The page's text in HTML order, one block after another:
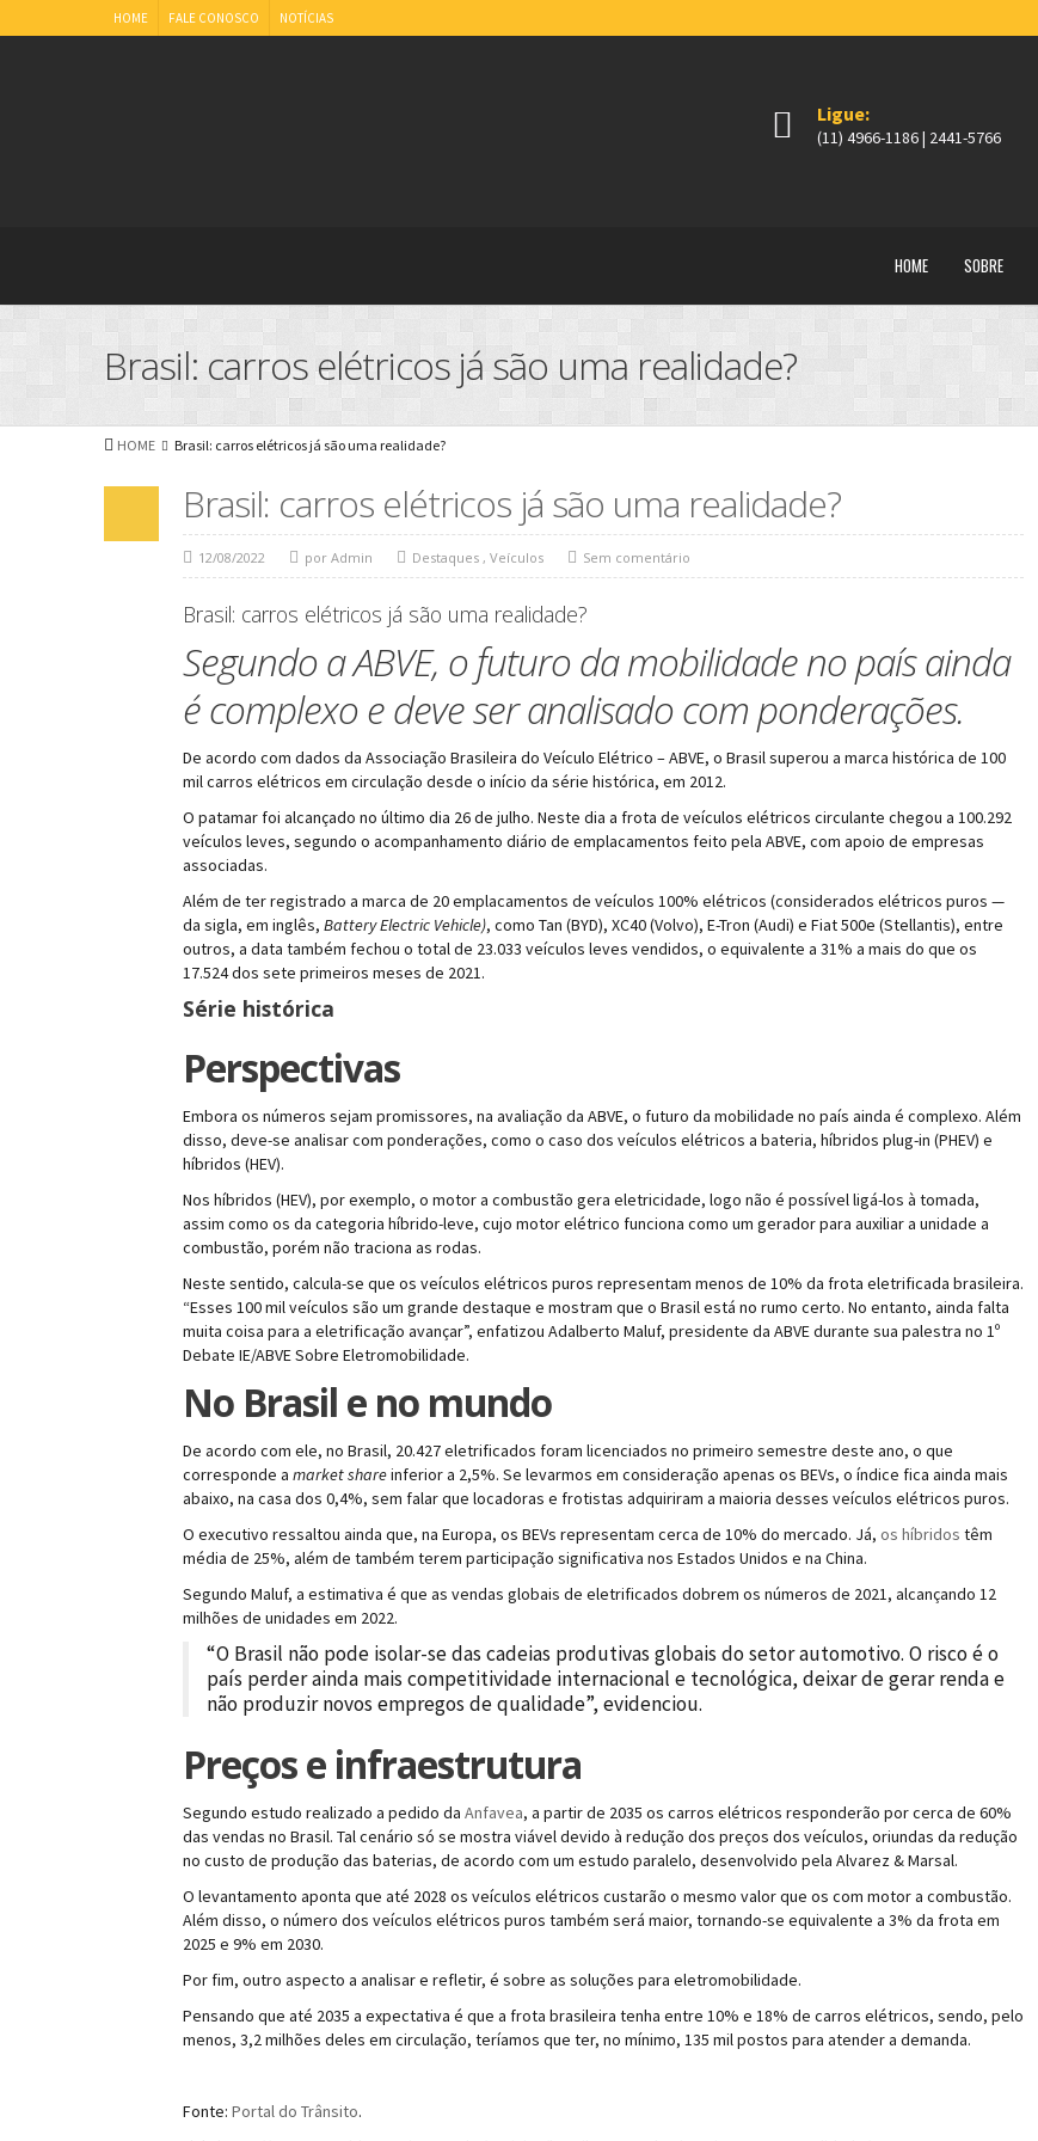
HOME FALE CONOSCO NOTÍCIAS
Ligue:
(11) 4966-1186 | 2441-5766
HOME SOBRE
Brasil: carros elétricos já são uma realidade?
HOME Brasil: carros elétricos já são uma realidade?
Brasil: carros elétricos já são uma realidade?
12/08/2022 por Admin Destaques, Veículos Sem comentário
Brasil: carros elétricos já são uma realidade?
Segundo a ABVE, o futuro da mobilidade no país ainda
é complexo e deve ser analisado com ponderações.
De acordo com dados da Associação Brasileira do Veículo Elétrico – ABVE, o Brasil superou a marca histórica de 100
mil carros elétricos em circulação desde o início da série histórica, em 2012.
O patamar foi alcançado no último dia 26 de julho. Neste dia a frota de veículos elétricos circulante chegou a 100.292
veículos leves, segundo o acompanhamento diário de emplacamentos feito pela ABVE, com apoio de empresas
associadas.
Além de ter registrado a marca de 20 emplacamentos de veículos 100% elétricos (considerados elétricos puros —
da sigla, em inglês, Battery Electric Vehicle), como Tan (BYD), XC40 (Volvo), E-Tron (Audi) e Fiat 500e (Stellantis), entre
outros, a data também fechou o total de 23.033 veículos leves vendidos, o equivalente a 31% a mais do que os
17.524 dos sete primeiros meses de 2021.
Série histórica
Perspectivas
Embora os números sejam promissores, na avaliação da ABVE, o futuro da mobilidade no país ainda é complexo. Além
disso, deve-se analisar com ponderações, como o caso dos veículos elétricos a bateria, híbridos plug-in (PHEV) e
híbridos (HEV).
Nos híbridos (HEV), por exemplo, o motor a combustão gera eletricidade, logo não é possível ligá-los à tomada,
assim como os da categoria híbrido-leve, cujo motor elétrico funciona como um gerador para auxiliar a unidade a
combustão, porém não traciona as rodas.
Neste sentido, calcula-se que os veículos elétricos puros representam menos de 10% da frota eletrificada brasileira.
“Esses 100 mil veículos são um grande destaque e mostram que o Brasil está no rumo certo. No entanto, ainda falta
muita coisa para a eletrificação avançar”, enfatizou Adalberto Maluf, presidente da ABVE durante sua palestra no 1º
Debate IE/ABVE Sobre Eletromobilidade.
No Brasil e no mundo
De acordo com ele, no Brasil, 20.427 eletrificados foram licenciados no primeiro semestre deste ano, o que
corresponde a market shareinferior a 2,5%. Se levarmos em consideração apenas os BEVs, o índice fica ainda mais
abaixo, na casa dos 0,4%, sem falar que locadoras e frotistas adquiriram a maioria desses veículos elétricos puros.
O executivo ressaltou ainda que, na Europa, os BEVs representam cerca de 10% do mercado. Já, os híbridos têm
média de 25%, além de também terem participação significativa nos Estados Unidos e na China.
Segundo Maluf, a estimativa é que as vendas globais de eletrificados dobrem os números de 2021, alcançando 12
milhões de unidades em 2022.
“O Brasil não pode isolar-se das cadeias produtivas globais do setor automotivo. O risco é o
país perder ainda mais competitividade internacional e tecnológica, deixar de gerar renda e
não produzir novos empregos de qualidade”, evidenciou.
Preços e infraestrutura
Segundo estudo realizado a pedido da Anfavea, a partir de 2035 os carros elétricos responderão por cerca de 60%
das vendas no Brasil. Tal cenário só se mostra viável devido à redução dos preços dos veículos, oriundas da redução
no custo de produção das baterias, de acordo com um estudo paralelo, desenvolvido pela Alvarez & Marsal.
O levantamento aponta que até 2028 os veículos elétricos custarão o mesmo valor que os com motor a combustão.
Além disso, o número dos veículos elétricos puros também será maior, tornando-se equivalente a 3% da frota em
2025 e 9% em 2030.
Por fim, outro aspecto a analisar e refletir, é sobre as soluções para eletromobilidade.
Pensando que até 2035 a expectativa é que a frota brasileira tenha entre 10% e 18% de carros elétricos, sendo, pelo
menos, 3,2 milhões deles em circulação, teríamos que ter, no mínimo, 135 mil postos para atender a demanda.
Fonte: Portal do Trânsito.